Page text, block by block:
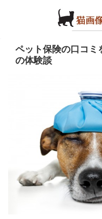
ペット保険の口コミ
の体験談